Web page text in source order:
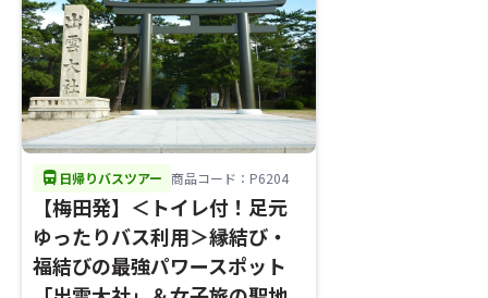
directions_bus 日帰りバスツアー 商品コード：P6204
【梅田発】＜トイレ付！足元
ゆったりバス利用＞縁結び・
福結びの最強パワースポット